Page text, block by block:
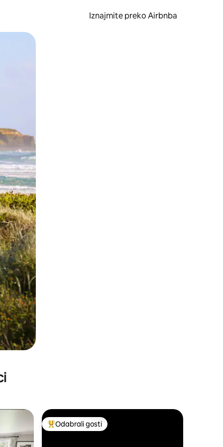
Iznajmite preko Airbnba
prstom po zaslonu.
Među najviše rangiranima s oznakom „Odabrali gosti”
Odabrali gosti